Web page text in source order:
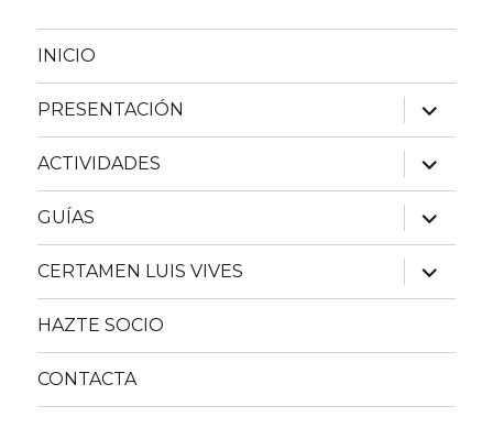
INICIO
PRESENTACIÓN
expande
el
menú
inferior
ACTIVIDADES
expande
el
menú
inferior
GUÍAS
expande
el
menú
inferior
CERTAMEN LUIS VIVES
expande
el
menú
HAZTE SOCIO
CONTACTA